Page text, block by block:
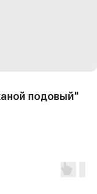
подовый"